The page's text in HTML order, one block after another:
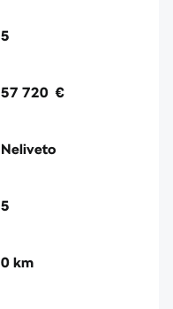
5
57 720 €
Neliveto
5
0 km